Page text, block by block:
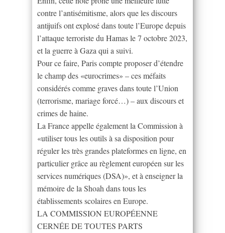
contre l’antisémitisme, alors que les discours
antijuifs ont explosé dans toute l’Europe depuis
l’attaque terroriste du Hamas le 7 octobre 2023,
et la guerre à Gaza qui a suivi.
Pour ce faire, Paris compte proposer d’étendre
le champ des «eurocrimes» – ces méfaits
considérés comme graves dans toute l’Union
(terrorisme, mariage forcé…) – aux discours et
crimes de haine.
La France appelle également la Commission à
«utiliser tous les outils à sa disposition pour
réguler les très grandes plateformes en ligne, en
particulier grâce au règlement européen sur les
services numériques (DSA)», et à enseigner la
mémoire de la Shoah dans tous les
établissements scolaires en Europe.
LA COMMISSION EUROPÉENNE
CERNÉE DE TOUTES PARTS